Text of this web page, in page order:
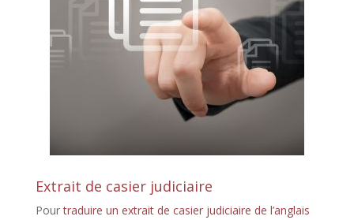
Extrait de casier judiciaire
Pourtraduire un extrait de casier judiciaire de l’anglais